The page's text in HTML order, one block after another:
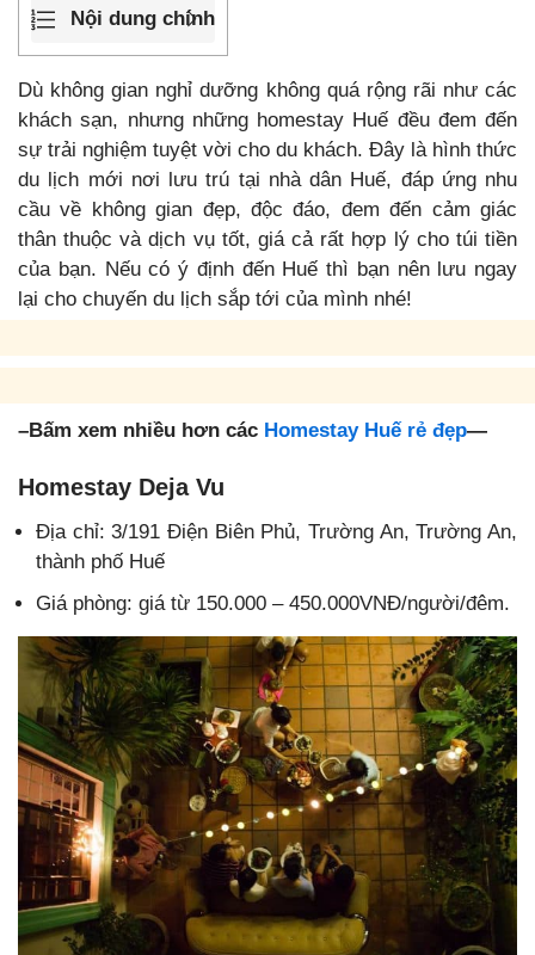
Nội dung chính
Dù không gian nghỉ dưỡng không quá rộng rãi như các
khách sạn, nhưng những homestay Huế đều đem đến
sự trải nghiệm tuyệt vời cho du khách. Đây là hình thức
du lịch mới nơi lưu trú tại nhà dân Huế, đáp ứng nhu
cầu về không gian đẹp, độc đáo, đem đến cảm giác
thân thuộc và dịch vụ tốt, giá cả rất hợp lý cho túi tiền
của bạn. Nếu có ý định đến Huế thì bạn nên lưu ngay
lại cho chuyến du lịch sắp tới của mình nhé!
–Bấm xem nhiều hơn các Homestay Huế rẻ đẹp—
Homestay Deja Vu
Địa chỉ:3/191 Điện Biên Phủ, Trường An, Trường An,
thành phố Huế
Giá phòng: giá từ 150.000 – 450.000VNĐ/người/đêm.